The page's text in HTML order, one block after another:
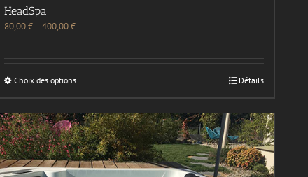
HeadSpa
80,00€– 400,00€
Choix des options Détails